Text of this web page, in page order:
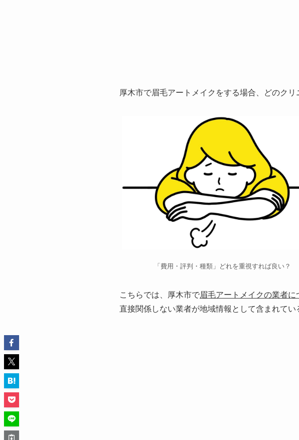
厚木市で眉毛アートメイクをする場合、 どのクリ
「費用・評判・種類」どれを重視すれば良い？
こちらでは、厚木市で眉毛アートメイクの業者
直接関係しない業者が地域情報として含まれてい